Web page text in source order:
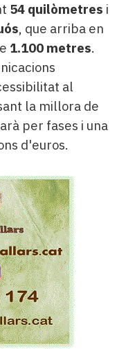
54 quilòmetres i
, que arriba en
1.100 metres.
al
la millora de
per fases i una
d'euros.